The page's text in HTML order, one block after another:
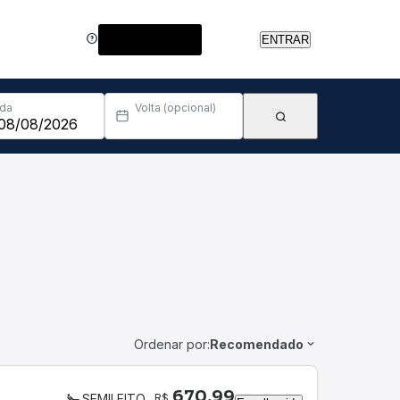
ENTRAR
Volta (opcional)
Ordenar por:Recomendado
R$ 670,99